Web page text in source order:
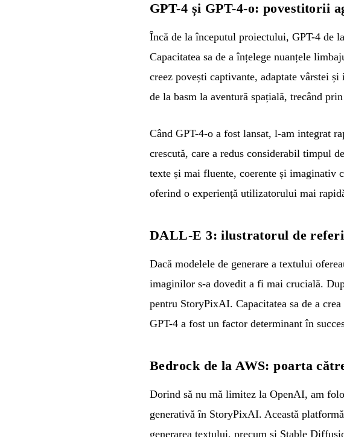
GPT-4 și GPT-4-o: povestitorii
Încă de la începutul proiectului, GPT-4 de
Capacitatea sa de a înțelege nuanțele
creez povești captivante, adaptate vârstei
de la basm la aventură spațială, trecând
Când GPT-4-o a fost lansat, l-am integrat
crescută, care a redus considerabil timpul
texte și mai fluente, coerente și imaginativ
oferind o experiență utilizatorului mai
DALL-E 3: ilustratorul de
Dacă modelele de generare a textului
imaginilor s-a dovedit a fi mai crucială.
pentru StoryPixAI. Capacitatea sa de a
GPT-4 a fost un factor determinant în
Bedrock de la AWS: poarta
Dorind să nu mă limitez la OpenAI, am
generativă în StoryPixAI. Această
generarea textului, precum și Stable